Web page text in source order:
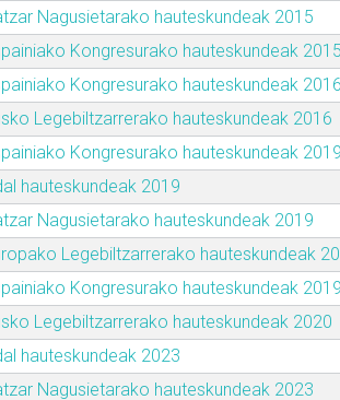
Nagusietarako hauteskundeak 2015
Kongresurako hauteskundeak 2015
Kongresurako hauteskundeak 2016
Legebiltzarrerako hauteskundeak 2016
Kongresurako hauteskundeak 2019
hauteskundeak 2019
Nagusietarako hauteskundeak 2019
Legebiltzarrerako hauteskundeak
Kongresurako hauteskundeak 2019
Legebiltzarrerako hauteskundeak 2020
hauteskundeak 2023
Nagusietarako hauteskundeak 2023